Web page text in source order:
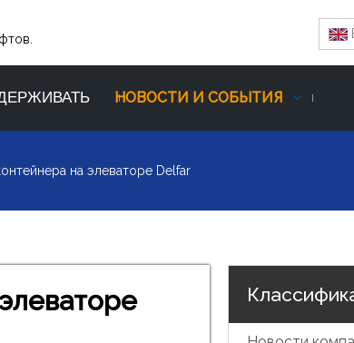
НОВОСТИ И СОБЫТИЯ
на элеваторе Delfar